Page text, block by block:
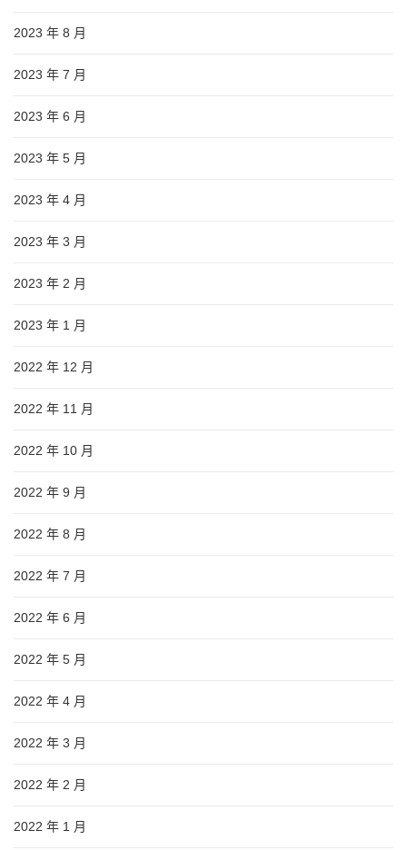
2023 年 8 月
2023 年 7 月
2023 年 6 月
2023 年 5 月
2023 年 4 月
2023 年 3 月
2023 年 2 月
2023 年 1 月
2022 年 12 月
2022 年 11 月
2022 年 10 月
2022 年 9 月
2022 年 8 月
2022 年 7 月
2022 年 6 月
2022 年 5 月
2022 年 4 月
2022 年 3 月
2022 年 2 月
2022 年 1 月